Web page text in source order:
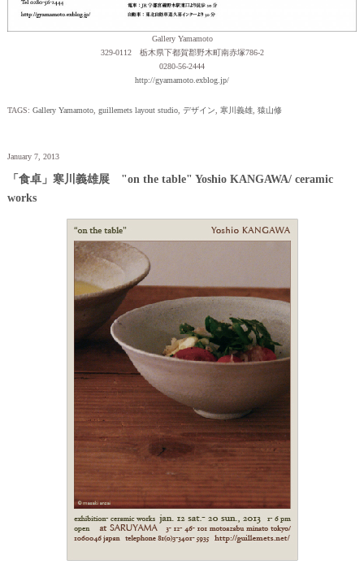
Gallery Yamamoto
329-0112 栃木県下都賀郡野木町南赤塚786-2
0280-56-2444
http://gyamamoto.exblog.jp/
TAGS: Gallery Yamamoto guillemets layout studio デザイン 寒川義雄 猿山修
January 7, 2013
「食卓」寒川義雄展 "on the table" Yoshio KANGAWA/ ceramic
works